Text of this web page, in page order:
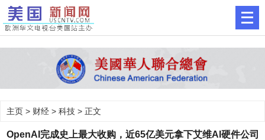
主页 > 财经 > 科技 > 正文
OpenAI完成史上最大收购，近65亿美元拿下艾维AI硬件公司